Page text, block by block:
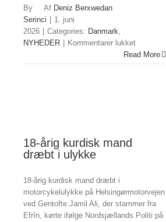
By
Deniz Berxwedan
Serinci
1. juni
2026
Categories: Danmark,
NYHEDER
Kommentarer lukkettil
Bulduk-
borgere
Read More
18-årig kurdisk mand
dræbt i ulykke
18-årig kurdisk mand dræbt i
motorcykelulykke på Helsingørmotorvejen
ved Gentofte.Jamil Ali, der stammer fra
Efrîn, kørte ifølge Nordsjællands Politi på